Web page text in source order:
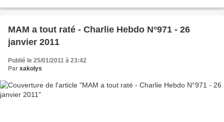
MAM a tout raté - Charlie Hebdo N°971 - 26
janvier 2011
Publié le 25/01/2011 à 23:42
Par xakolys